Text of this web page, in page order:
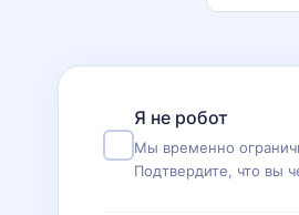
Я не робот
Мы временно
Подтвердите, что вы